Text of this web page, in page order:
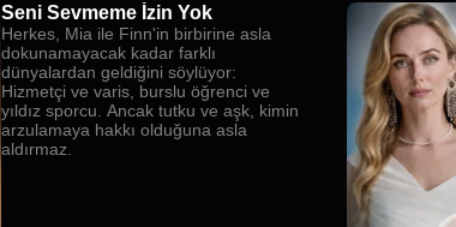
Seni Sevmeme İzin Yok
Herkes, Mia ile Finn'in birbirine asla
dokunamayacak kadar farklı
dünyalardan geldiğini söylüyor:
Hizmetçi ve varis, burslu öğrenci ve
yıldız sporcu. Ancak tutku ve aşk, kimin
arzulamaya hakkı olduğuna asla
aldırmaz.